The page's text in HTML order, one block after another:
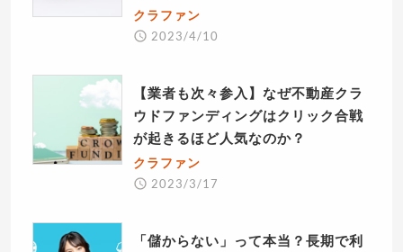
クラファン
2023/4/10
【業者も次々参入】なぜ不動産クラ
ウドファンディングはクリック合戦
が起きるほど人気なのか？
クラファン
2023/3/17
「儲からない」って本当？長期で利